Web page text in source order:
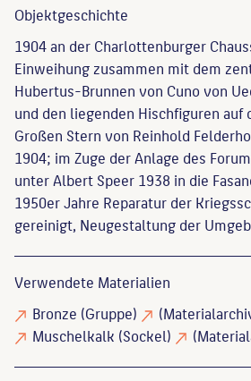
Objekt­geschichte
1904 an der Charlottenburger
Einweihung zusammen mit dem
Hubertus-Brunnen von Cuno von
und den liegenden Hischfiguren auf
Großen Stern von Reinhold
1904; im Zuge der Anlage des
unter Albert Speer 1938 in die
1950er Jahre Reparatur der
gereinigt, Neugestaltung der
Verwendete Materialien
Bronze (Gruppe)
Muschelkalk (Sockel)